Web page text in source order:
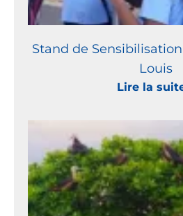
Stand de
Louis
Lire la